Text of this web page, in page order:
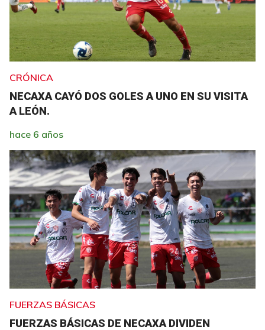
CRÓNICA
NECAXA CAYÓ DOS GOLES A UNO EN SU VISITA
A LEÓN.
hace 6 años
FUERZAS BÁSICAS
FUERZAS BÁSICAS DE NECAXA DIVIDEN